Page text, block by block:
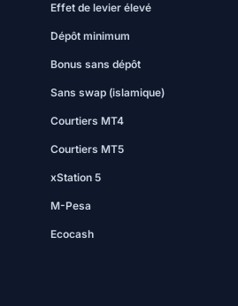
Effet de levier élevé
Dépôt minimum
Bonus sans dépôt
Sans swap (islamique)
Courtiers MT4
Courtiers MT5
xStation 5
M-Pesa
Ecocash